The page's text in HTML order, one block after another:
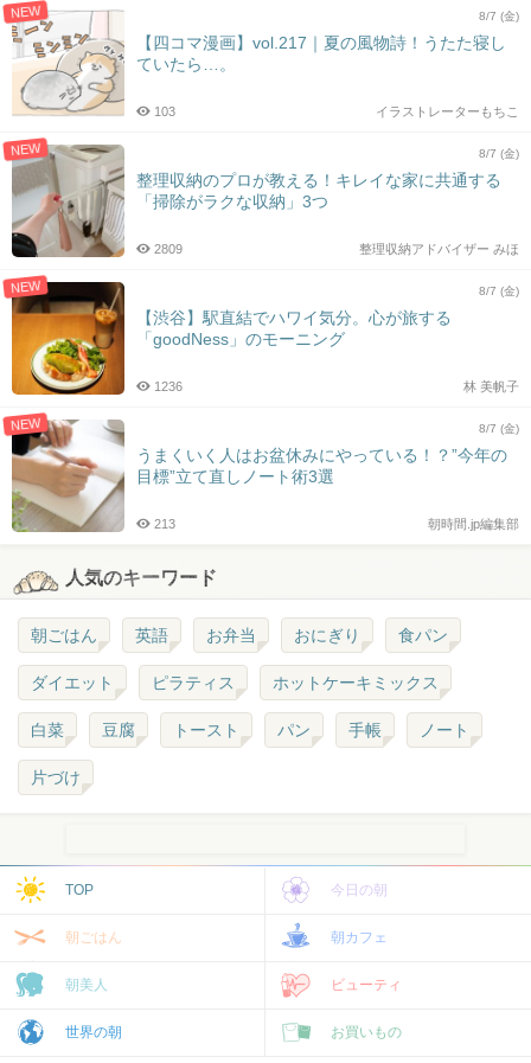
NEW 8/7 (金)
【四コマ漫画】vol.217｜夏の風物詩！うたた寝し
ていたら…。
イラストレーターもちこ
103
NEW 8/7 (金)
整理収納のプロが教える！キレイな家に共通する
「掃除がラクな収納」3つ
整理収納アドバイザー みほ
2809
NEW 8/7 (金)
【渋谷】駅直結でハワイ気分。心が旅する
「goodNess」のモーニング
林 美帆子
1236
NEW 8/7 (金)
うまくいく人はお盆休みにやっている！？”今年の
目標”立て直しノート術3選
朝時間.jp編集部
213
人気のキーワード
朝ごはん 英語 お弁当 おにぎり 食パン
ダイエット ピラティス ホットケーキミックス
白菜 豆腐 トースト パン 手帳 ノート
片づけ
TOP 今日の朝
朝ごはん 朝カフェ
朝美人 ビューティ
世界の朝 お買いもの